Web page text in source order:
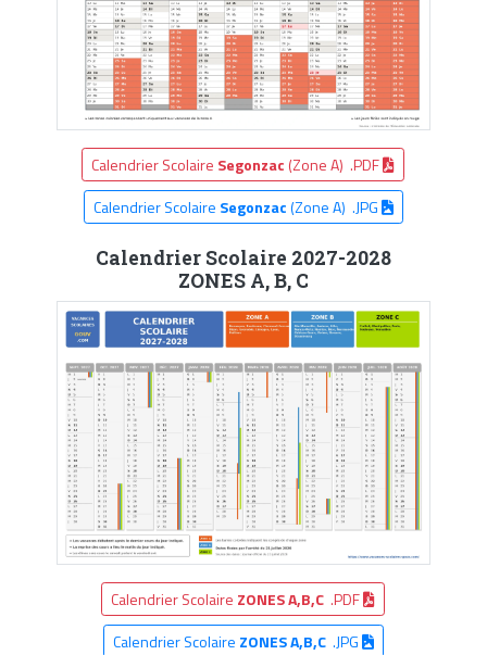
Calendrier Scolaire Segonzac (Zone A) .PDF
Calendrier Scolaire Segonzac(Zone A) .JPG
Calendrier Scolaire 2027-2028
ZONES A, B, C
Calendrier Scolaire ZONES A,B,C .PDF
Calendrier Scolaire ZONES A,B,C.JPG